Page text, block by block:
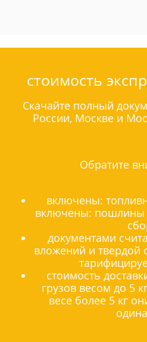
стоимость
Скачайте полный
России, Москве и
Обратите
включены:
включены: пошлины
документами
вложений и твердой
стоимость
грузов весом до 5
весе более 5 кг